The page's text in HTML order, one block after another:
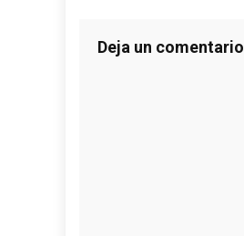
Deja un comentario